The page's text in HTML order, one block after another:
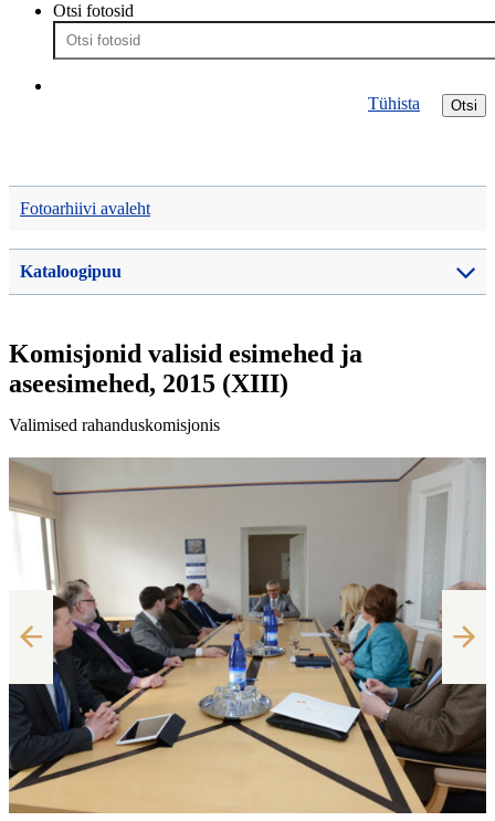
Otsi fotosid
Otsi
Tühista
Fotoarhiivi avaleht
Kataloogipuu
Komisjonid valisid esimehed ja
aseesimehed, 2015 (XIII)
Valimised rahanduskomisjonis